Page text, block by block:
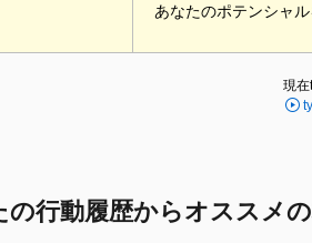
あなたのポテンシャ
現在
の行動履歴からオススメ